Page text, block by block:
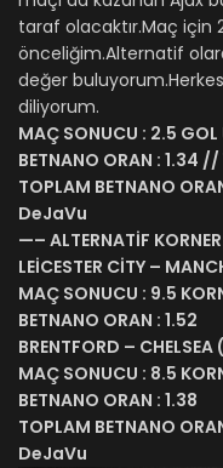
taraf olacaktır.Maç için
önceliğim.Alternatif
değer
diliyorum.
MAÇ SONUCU : 2.5
BETNANO ORAN : 1.34 //
TOPLAM BETNANO
DeJaVu
—– ALTERNATİF
LEİCESTER CİTY –
MAÇ SONUCU : 9.5
BETNANO ORAN : 1.52
BRENTFORD –
MAÇ SONUCU : 8.5
BETNANO ORAN : 1.38
TOPLAM BETNANO
DeJaVu